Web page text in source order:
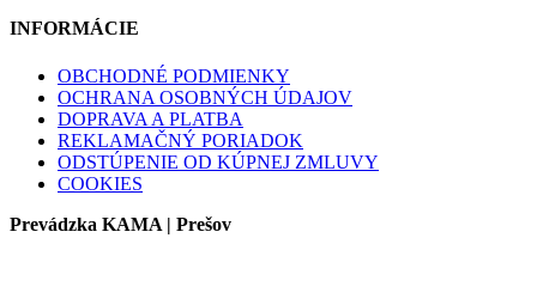
INFORMÁCIE
OBCHODNÉ PODMIENKY
OCHRANA OSOBNÝCH ÚDAJOV
DOPRAVA A PLATBA
REKLAMAČNÝ PORIADOK
ODSTÚPENIE OD KÚPNEJ ZMLUVY
COOKIES
Prevádzka KAMA | Prešov